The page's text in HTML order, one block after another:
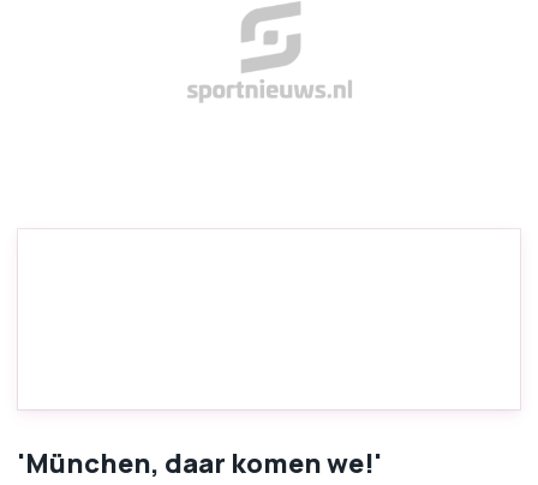
'München, daar komen we!'